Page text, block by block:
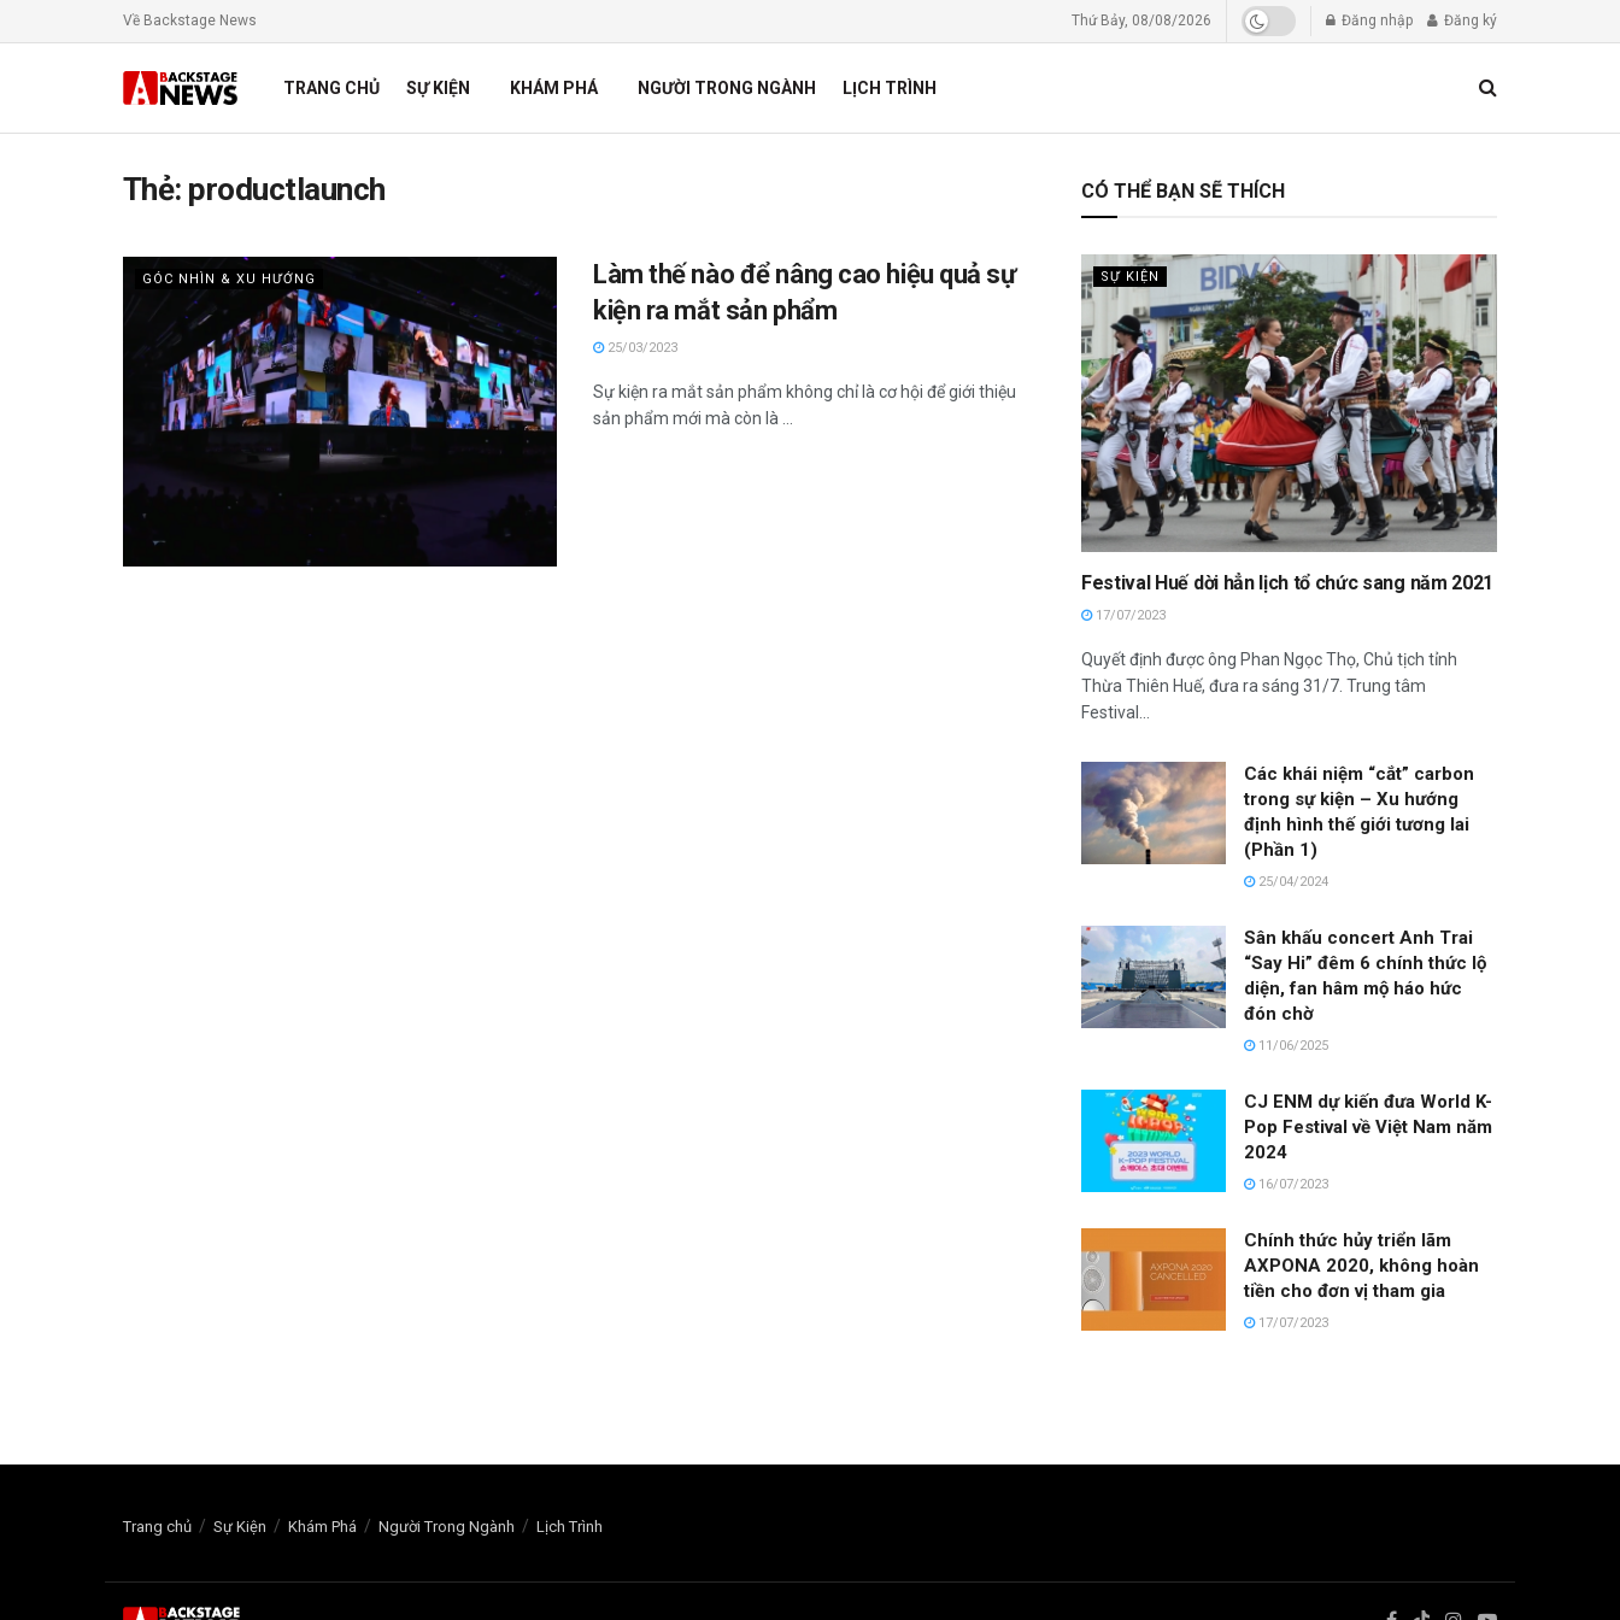
Về Backstage News Thứ Bảy, 08/08/2026 Đăng nhập Đăng ký
TRANG CHỦ SỰ KIỆN KHÁM PHÁ NGƯỜI TRONG NGÀNH LỊCH TRÌNH
Thẻ: productlaunch
GÓC NHÌN & XU HƯỚNG
Làm thế nào để nâng cao hiệu quả sự
kiện ra mắt sản phẩm
25/03/2023
Sự kiện ra mắt sản phẩm không chỉ là cơ hội để giới thiệu
sản phẩm mới mà còn là ...
CÓ THỂ BẠN SẼ THÍCH
SỰ KIỆN
Festival Huế dời hẳn lịch tổ chức sang năm 2021
17/07/2023
Quyết định được ông Phan Ngọc Thọ, Chủ tịch tỉnh
Thừa Thiên Huế, đưa ra sáng 31/7. Trung tâm
Festival...
Các khái niệm “cắt” carbon
trong sự kiện – Xu hướng
định hình thế giới tương lai
(Phần 1)
25/04/2024
Sân khấu concert Anh Trai
“Say Hi” đêm 6 chính thức lộ
diện, fan hâm mộ háo hức
đón chờ
11/06/2025
CJ ENM dự kiến đưa World K-
Pop Festival về Việt Nam năm
2024
16/07/2023
Chính thức hủy triển lãm
AXPONA 2020, không hoàn
tiền cho đơn vị tham gia
17/07/2023
Trang chủ Sự Kiện Khám Phá Người Trong Ngành Lịch Trình